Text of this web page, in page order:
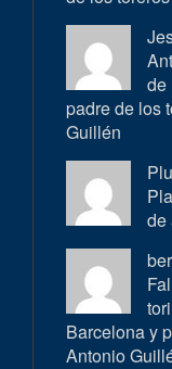
de
padre de los
Guillén
de
Barcelona y
Antonio